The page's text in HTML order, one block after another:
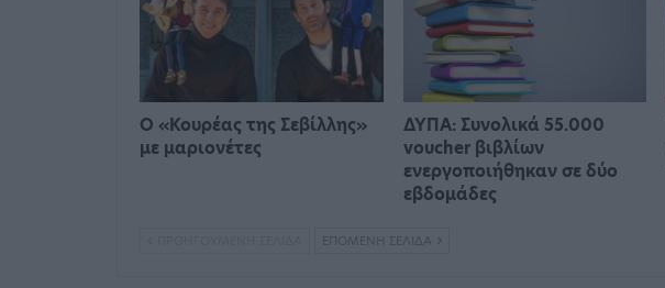
Ο «Κουρέας της Σεβίλλης»
με μαριονέτες
ΔΥΠΑ: Συνολικά 55.000
voucher βιβλίων
ενεργοποιήθηκαν σε δύο
εβδομάδες
ΕΠΌΜΕΝΗ ΣΕΛΊΔΑ